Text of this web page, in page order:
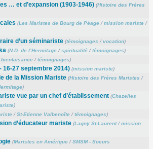
… et d’expansion (1903-1946) (Histoire des Frères
(Les Maristes de Bourg de Péage/mission mariste/
d’un séminariste (témoignages /vocation)
(N.D. de l’Hermitage/spiritualité/témoignages)
/témoignages)
16-27 septembre 2014) (mission mariste)
de la Mission Mariste (Histoire des Frères Maristes /
)
vue par un chef d’établissement (Chazelles
)
/St-Etienne Valbenoîte/témoignages)
d’éducateur mariste (Lagny St-Laurent/mission
(Maristes en Amérique/SMSM - Soeurs